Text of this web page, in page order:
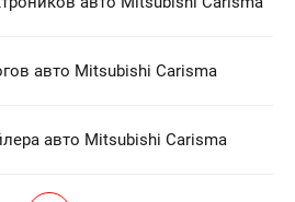
авто Mitsubishi Carisma
авто Mitsubishi Carisma